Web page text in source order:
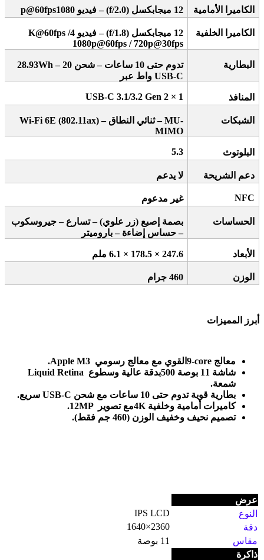
الكاميرا الأمامية 12 ميجابكسل (f/2.0) – فيديو 1080 p@60fps
الكاميرا الخلفية 12 ميجابكسل (f/1.8) – فيديو 4 K@60fps /
1080p@60fps / 720p@30fps
البطارية 28.93Wh –تدوم حتى 10 ساعات – شحن 20
واط عبرUSB-C
المنافذ 1 × USB-C 3.1/3.2 Gen 2
الشبكات Wi-Fi 6E (802.11ax) – ثنائي النطاق– MU-
MIMO
البلوتوث 5.3
دعم الشريحة لا يدعم
NFC غير مدعوم
الحساسات
بصمة إصبع (زر علوي) – تسارع – جيروسكوب
– حساس إضاءة – باروميتر
الأبعاد 247.6 × 178.5 × 6.1 ملم
الوزن 460 جرام
أبرز المميزات
معالج Apple M3 القوي مع معالج رسومي 9-core.
شاشة 11 بوصة بدقة عالية وسطوع500
شمعة.
بطارية قوية تدوم حتى 10 ساعات مع شحن USB-C سريع.
كاميرات أمامية وخلفية
12MP مع تصوير4K.
تصميم نحيف وخفيف الوزن (460 جم فقط).
عرض
النوع
IPS LCD
دقة
2360×1640
مقاس
11 بوصة
ذاكرة